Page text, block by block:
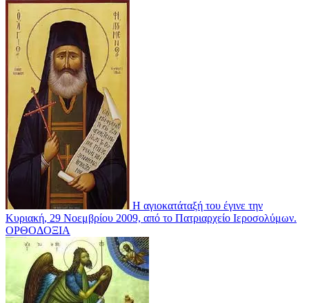
Η αγιοκατάταξή του έγινε την
Κυριακή, 29 Νοεμβρίου 2009, από το Πατριαρχείο Ιεροσολύμων.
ΟΡΘΟΔΟΞΙΑ